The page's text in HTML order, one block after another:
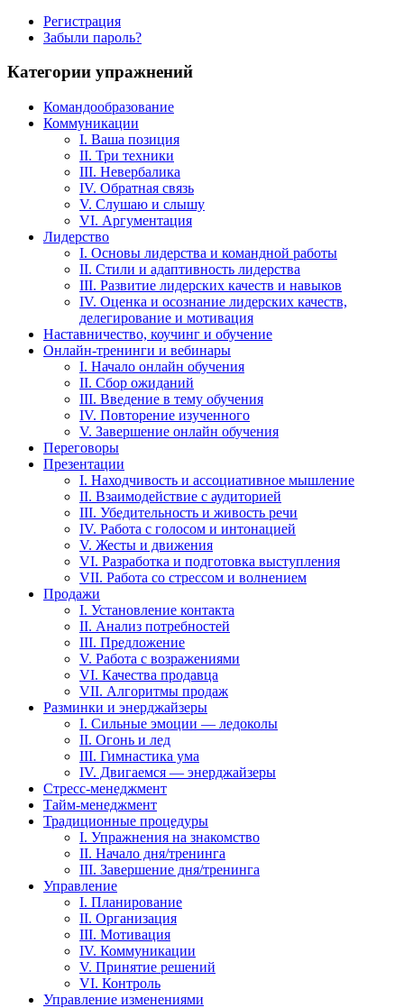
Регистрация
Забыли пароль?
Категории упражнений
Командообразование
Коммуникации
I. Ваша позиция
II. Три техники
III. Невербалика
IV. Обратная связь
V. Слушаю и слышу
VI. Аргументация
Лидерство
I. Основы лидерства и командной работы
II. Стили и адаптивность лидерства
III. Развитие лидерских качеств и навыков
IV. Оценка и осознание лидерских качеств,
делегирование и мотивация
Наставничество, коучинг и обучение
Онлайн-тренинги и вебинары
I. Начало онлайн обучения
II. Сбор ожиданий
III. Введение в тему обучения
IV. Повторение изученного
V. Завершение онлайн обучения
Переговоры
Презентации
I. Находчивость и ассоциативное мышление
II. Взаимодействие с аудиторией
III. Убедительность и живость речи
IV. Работа с голосом и интонацией
V. Жесты и движения
VI. Разработка и подготовка выступления
VII. Работа со стрессом и волнением
Продажи
I. Установление контакта
II. Анализ потребностей
III. Предложение
V. Работа с возражениями
VI. Качества продавца
VII. Алгоритмы продаж
Разминки и энерджайзеры
I. Сильные эмоции — ледоколы
II. Огонь и лед
III. Гимнастика ума
IV. Двигаемся — энерджайзеры
Стресс-менеджмент
Тайм-менеджмент
Традиционные процедуры
I. Упражнения на знакомство
II. Начало дня/тренинга
III. Завершение дня/тренинга
Управление
I. Планирование
II. Организация
III. Мотивация
IV. Коммуникации
V. Принятие решений
VI. Контроль
Управление изменениями